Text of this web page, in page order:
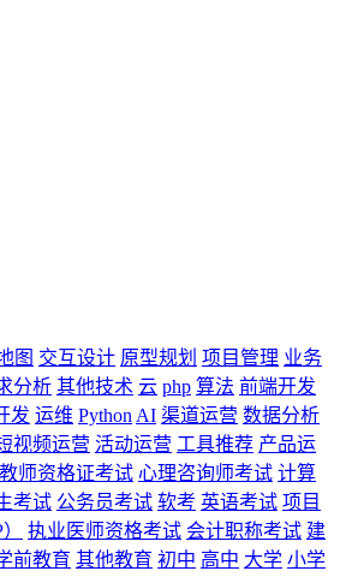
图 交互设计 原型规划 项目管理 业务
分析 其他技术 云 php 算法 前端开发
发 运维 Python AI 渠道运营 数据分析
视频运营 活动运营 工具推荐 产品运
教师资格证考试 心理咨询师考试 计算
考试 公务员考试 软考 英语考试 项目
执业医师资格考试 会计职称考试 建
前教育 其他教育 初中 高中 大学 小学